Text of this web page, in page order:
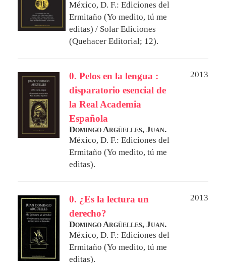
México, D. F.: Ediciones del
Ermitaño (Yo medito, tú me
editas) / Solar Ediciones
(Quehacer Editorial; 12).
0. Pelos en la lengua :
disparatorio esencial de
la Real Academia
Española
2013
Domingo Argüelles, Juan.
México, D. F.: Ediciones del
Ermitaño (Yo medito, tú me
editas).
0. ¿Es la lectura un
derecho?
2013
Domingo Argüelles, Juan.
México, D. F.: Ediciones del
Ermitaño (Yo medito, tú me
editas).